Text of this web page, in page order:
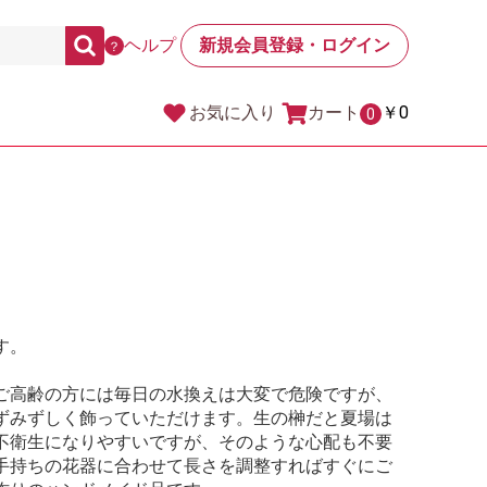
？ ヘルプ 新規会員登録・ログイン
お気に入り カート 0 ￥0
齢の方には毎日の水換えは大変で危険ですが、
みずしく飾っていただけます。生の榊だと夏場は
生になりやすいですが、そのような心配も不要
ちの花器に合わせて長さを調整すればすぐにご